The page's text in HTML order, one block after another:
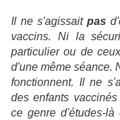
Il ne s'agissait pas
vaccins. Ni la
particulier ou de
d'une même séance.
fonctionnent. Il ne
des enfants
ce genre d'études-là